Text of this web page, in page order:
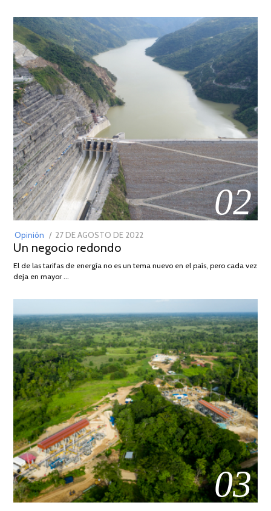
02
Opinión
POSTED
ON
27 DE AGOSTO DE 2022
DE
Un negocio redondo
El de las tarifas de energía no es un tema nuevo en el país, pero cada vez
deja en mayor …
03